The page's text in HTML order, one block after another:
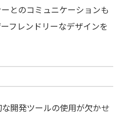
とのコミュニケーションも
フレンドリーなデザインを
開発ツールの使用が欠かせ